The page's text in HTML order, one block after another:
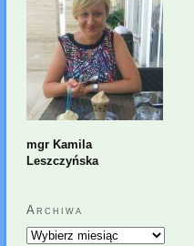
mgr Kamila
Leszczyńska
Archiwa
Archiwa